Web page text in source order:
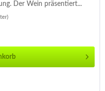
Der Wein präsentiert...